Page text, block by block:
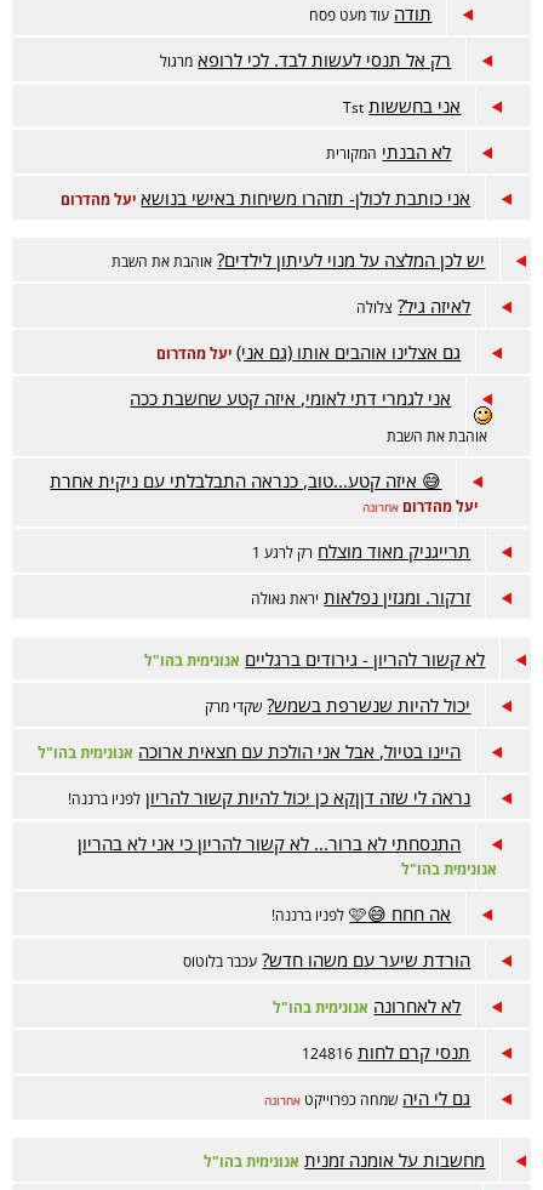
תודה עוד מעט פסח
רק אל תנסי לעשות לבד. לכי לרופא מרגול
אני בחששות Tst
לא הבנתי המקורית
אני כותבת לכולן- תזהרו משיחות באישי בנושא יעל מהדרום
יש לכן המלצה על מנוי לעיתון לילדים? אוהבת את השבת
לאיזה גיל? צלולה
גם אצלינו אוהבים אותו (גם אני) יעל מהדרום
אני לגמרי דתי לאומי, איזה קטע שחשבת ככה
אוהבת את השבת
😅 איזה קטע...טוב, כנראה התבלבלתי עם ניקית אחרת
יעל מהדרום אחרונה
תרייגניק מאוד מוצלח רק לרגע 1
זרקור. ומגזין נפלאות יראת גאולה
לא קשור להריון - גירודים ברגליים אנונימית בהו"ל
יכול להיות שנשרפת בשמש? שקדי מרק
היינו בטיול, אבל אני הולכת עם חצאית ארוכה אנונימית בהו"ל
נראה לי שזה דןןקא כן יכול להיות קשור להריון לפניו ברננה!
התנסחתי לא ברור... לא קשור להריון כי אני לא בהריון
אנונימית בהו"ל
אה חחח 😅🩷 לפניו ברננה!
הורדת שיער עם משהו חדש? עכבר בלוטוס
לא לאחרונה אנונימית בהו"ל
תנסי קרם לחות 124816
גם לי היה שמחה כפרוייקט אחרונה
מחשבות על אומנה זמנית אנונימית בהו"ל